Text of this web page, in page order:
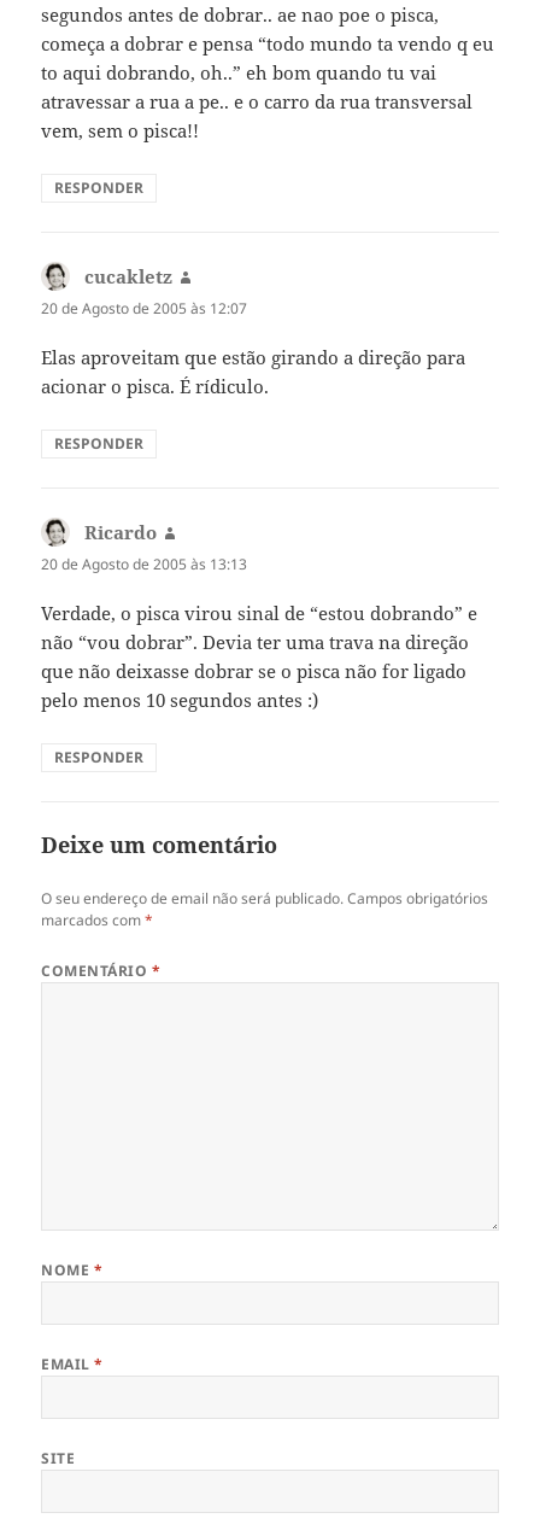
segundos antes de dobrar.. ae nao poe o pisca,
começa a dobrar e pensa “todo mundo ta vendo q eu
to aqui dobrando, oh..” eh bom quando tu vai
atravessar a rua a pe.. e o carro da rua transversal
vem, sem o pisca!!
RESPONDER
cucakletz
20 de Agosto de 2005 às 12:07
Elas aproveitam que estão girando a direção para
acionar o pisca. É rídiculo.
RESPONDER
Ricardo
20 de Agosto de 2005 às 13:13
Verdade, o pisca virou sinal de “estou dobrando” e
não “vou dobrar”. Devia ter uma trava na direção
que não deixasse dobrar se o pisca não for ligado
pelo menos 10 segundos antes :)
RESPONDER
Deixe um comentário
O seu endereço de email não será publicado. Campos obrigatórios
marcados com*
COMENTÁRIO *
NOME *
EMAIL*
SITE